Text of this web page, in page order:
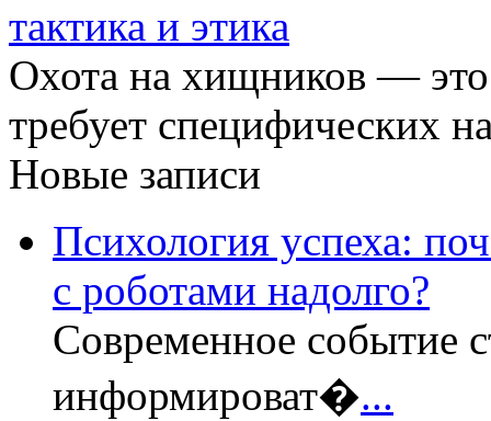
Охота на хищников —
требует специфических
Новые записи
Психология успеха:
с роботами надолго?
Современное событие
информироват�...